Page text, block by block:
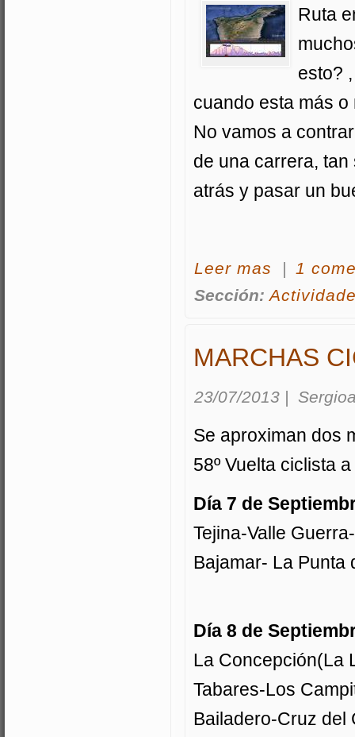
Ruta
esto?
cuando esta más
No vamos a
de una carrera,
atrás y pasar un
Leer mas acerca Ruta de
| 1
Sección:
MARCHAS
23/07/2013 |
Se aproximan dos
58º Vuelta ciclista
Día 7 de
Tejina-Valle
Bajamar- La Punta
Día 8 de
La Concepción(La
Tabares-Los
Bailadero-Cruz del